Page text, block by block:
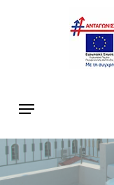
Menu